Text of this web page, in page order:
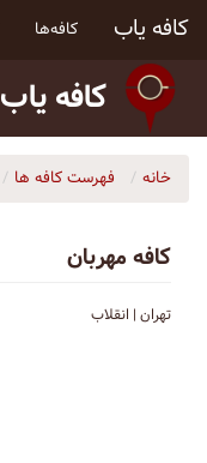
کافه یاب کافه‌ها
کافه یاب
خانه فهرست کافه ها
کافه مهربان
تهران | انقلاب